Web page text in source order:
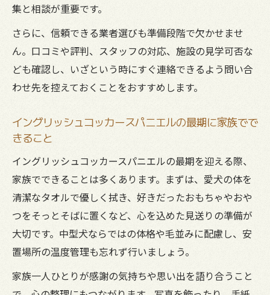
集と相談が重要です。
さらに、信頼できる業者選びも準備段階で欠かせませ
ん。口コミや評判、スタッフの対応、施設の見学可否な
ども確認し、いざという時にすぐ連絡できるよう問い合
わせ先を控えておくことをおすすめします。
イングリッシュコッカースパニエルの最期に家族でで
きること
イングリッシュコッカースパニエルの最期を迎える際、
家族でできることは多くあります。まずは、愛犬の体を
清潔なタオルで優しく拭き、好きだったおもちゃやおや
つをそっとそばに置くなど、心を込めた見送りの準備が
大切です。中型犬ならではの体格や毛並みに配慮し、安
置場所の温度管理も忘れず行いましょう。
家族一人ひとりが感謝の気持ちや思い出を語り合うこと